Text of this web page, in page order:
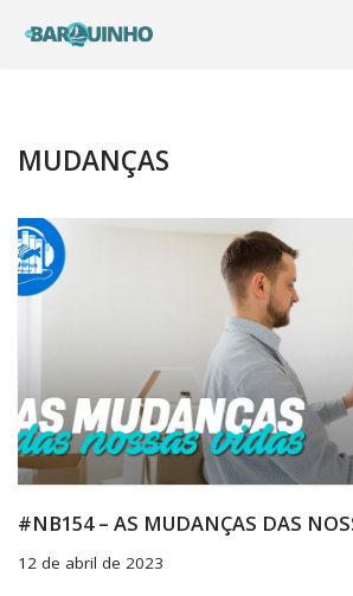
conteúdo
MUDANÇAS
#NB154 – AS MUDANÇAS DAS
12 de abril de 2023